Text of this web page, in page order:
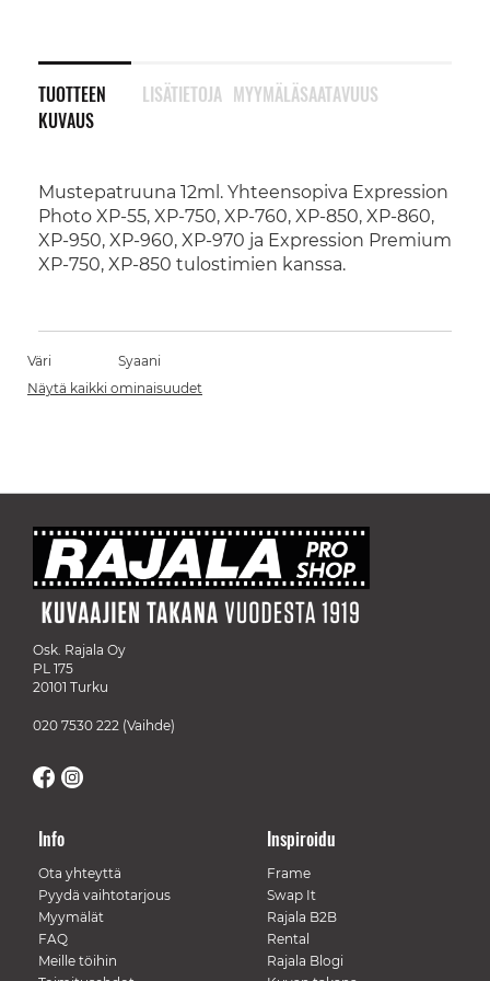
TUOTTEEN
KUVAUS
Mustepatruuna 12ml. Yhteensopiva Expression
Photo XP-55, XP-750, XP-760, XP-850, XP-860,
XP-950, XP-960, XP-970 ja Expression Premium
XP-750, XP-850 tulostimien kanssa.
LISÄTIETOJA MYYMÄLÄSAATAVUUS
Väri
Syaani
Näytä kaikki ominaisuudet
Osk. Rajala Oy
PL 175
20101 Turku
020 7530 222 (Vaihde)
Info
Ota yhteyttä
Pyydä vaihtotarjous
Myymälät
FAQ
Meille töihin
Inspiroidu
Frame
Swap It
Rajala B2B
Rental
Rajala Blogi